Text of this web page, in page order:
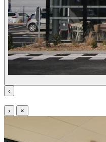
‹
› ×